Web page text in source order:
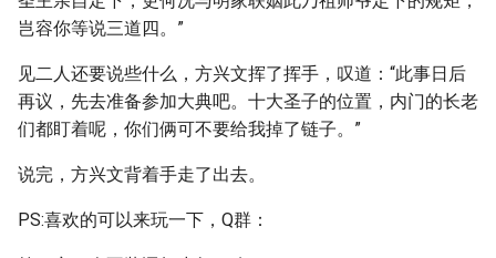
岂容你等说三道四。”
见二人还要说些什么，方兴文挥了挥手，叹道：“此事日后
再议，先去准备参加大典吧。十大圣子的位置，内门的长老
们都盯着呢，你们俩可不要给我掉了链子。”
说完，方兴文背着手走了出去。
PS:喜欢的可以来玩一下，Q群：